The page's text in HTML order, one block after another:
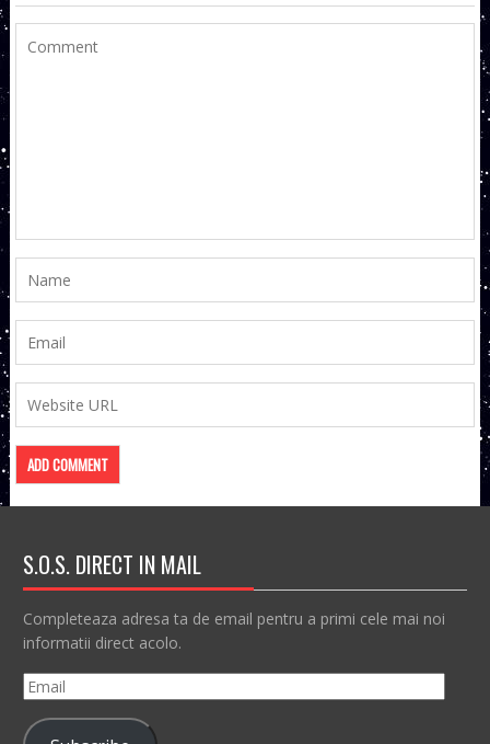
S.O.S. DIRECT IN MAIL
Completeaza adresa ta de email pentru a primi cele mai noi
informatii direct acolo.
Email